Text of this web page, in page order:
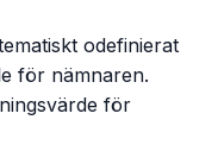
odefinierat
för nämnaren.
för